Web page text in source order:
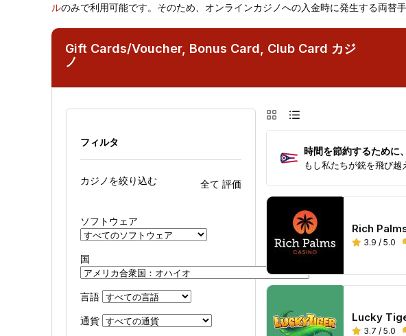
ルのみで利用可能です。そのため、オンラインカジノへの入金時に発生する両替
Gift Cards/Voucher, Bonus Card, Club Card カジ
ノ
フィルタ
カジノを絞り込む 全て 評価
ソフトウェア
国
言語
通貨
グリッドビューでカジノを
カジノをリストビューで
時間を節約するために、
もし私たちが銃を飛び越
Rich
3.9 / 5.0
Lucky
3.7 / 5.0